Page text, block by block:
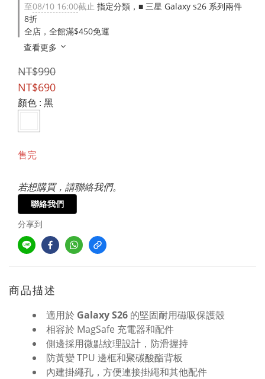
至08/10 16:00截止 指定分類，■ 三星 Galaxy s26 系列兩件
8折
全店，全館滿$450免運
查看更多
NT$990
NT$690
顏色 : 黑
售完
若想購買，請聯絡我們。
聯絡我們
分享到
商品描述
適用於 Galaxy S26 的堅固耐用磁吸保護殼
相容於 MagSafe 充電器和配件
側邊採用微點紋理設計，防滑握持
防黃變 TPU 邊框和聚碳酸酯背板
內建掛繩孔，方便連接掛繩和其他配件